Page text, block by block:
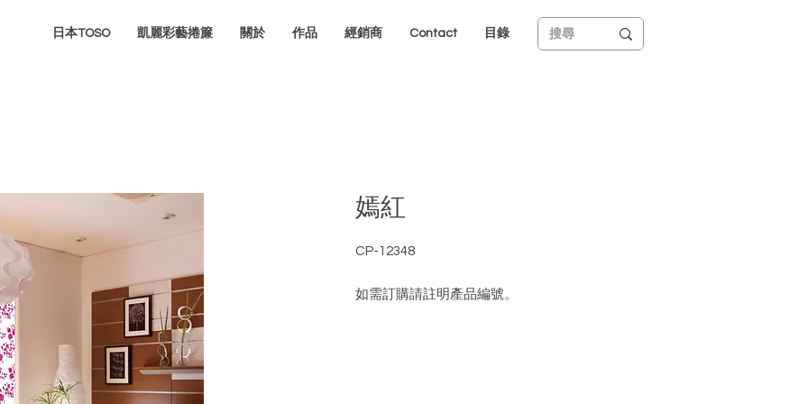
日本TOSO 凱麗彩藝捲簾 關於 作品 經銷商 Contact 目錄
嫣紅
CP-12348
如需訂購請註明產品編號。